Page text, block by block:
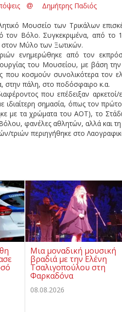
Δημήτρης Παδιός
Μουσείο των Τρικάλων
τον Βόλο. Συγκεκριμένα, από το 1
στον Μύλο των Ξωτικών.
ενημερώθηκε από τον
του Μουσείου, με βάση
που κοσμούν συνολικότερα τον
στην πάλη, στο ποδόσφαιρο κ.α.
που επέδειξαν αρκετοί/
ιδιαίτερη σημασία, όπως τον
με τα χρώματα του ΑΟΤ), το
φανέλες αθλητών, αλλά και τη
τριών περιηγήθηκε στο
Μια μοναδική μουσική
βραδιά με την Ελένη
Τσαλιγοπούλου στη
Φαρκαδόνα
08.08.2026